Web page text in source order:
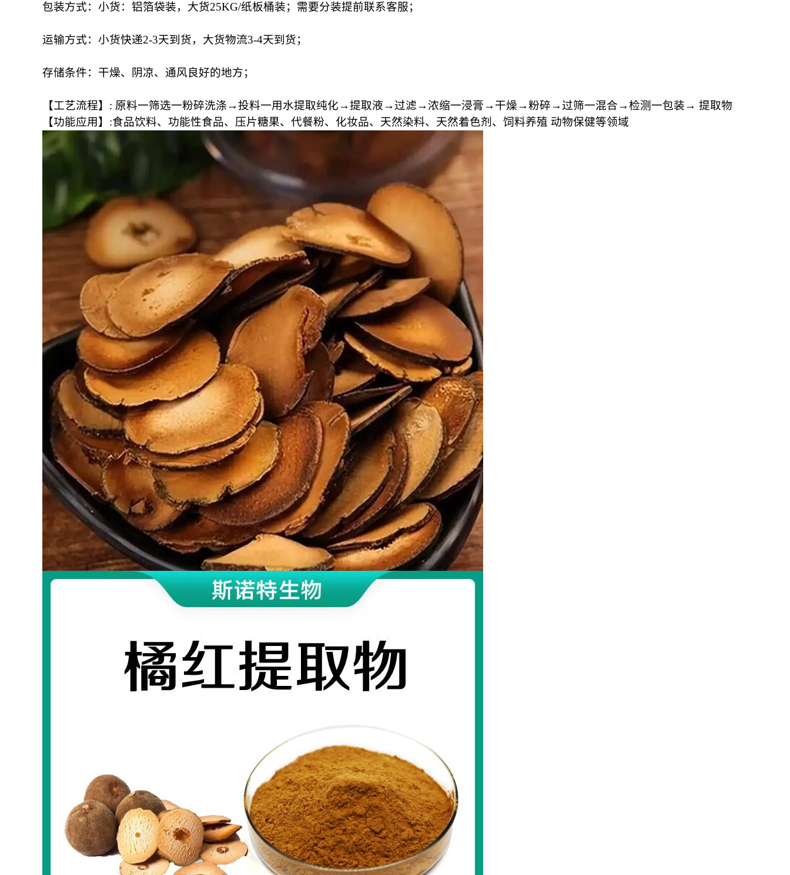
包装方式：小货：铝箔袋装，大货25KG/纸板桶装；需要分装提前联系客服；
运输方式：小货快递2-3天到货，大货物流3-4天到货；
存储条件：干燥、阴凉、通风良好的地方；
【工艺流程】: 原料一筛选一粉碎洗涤→投料一用水提取纯化→提取液→过滤→浓缩一浸膏→干燥→粉碎→过筛一混合→检测一包装→ 提取物
【功能应用】:食品饮料、功能性食品、压片糖果、代餐粉、化妆品、天然染料、天然着色剂、饲料养殖 动物保健等领域